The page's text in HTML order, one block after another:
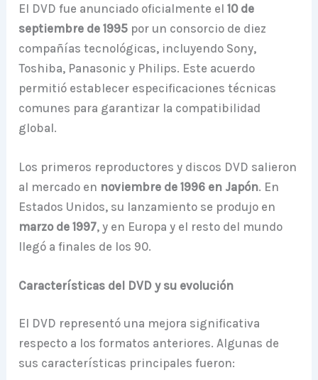
El DVD fue anunciado oficialmente el10 de
septiembre de 1995 por un consorcio de diez
compañías tecnológicas, incluyendo Sony,
Toshiba, Panasonic y Philips. Este acuerdo
permitió establecer especificaciones técnicas
comunes para garantizar la compatibilidad
global.
Los primeros reproductores y discos DVD salieron
al mercado en noviembre de 1996 en Japón. En
Estados Unidos, su lanzamiento se produjo en
marzo de 1997, y en Europa y el resto del mundo
llegó a finales de los 90.
Características del DVD y su evolución
El DVD representó una mejora significativa
respecto a los formatos anteriores. Algunas de
sus características principales fueron: